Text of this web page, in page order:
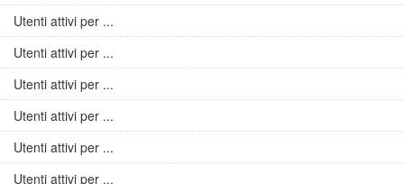
Utenti attivi per ...
Utenti attivi per ...
Utenti attivi per ...
Utenti attivi per ...
Utenti attivi per ...
Utenti attivi per ...